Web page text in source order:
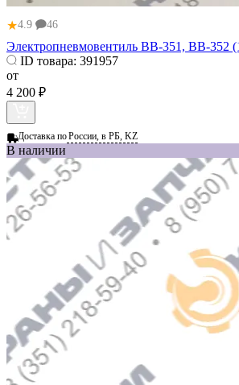
★4.9 46
Электропневмовентиль ВВ-351, ВВ-352
ID товара: 391957
от
4 200 ₽
Доставка поРоссии, в РБ, KZ
В наличии